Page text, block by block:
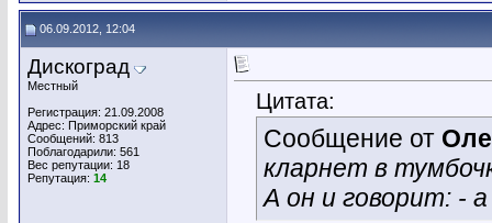
06.09.2012, 12:04
Дискоград
Местный
Регистрация: 21.09.2008
Адрес: Приморский край
Сообщений: 813
Поблагодарили: 561
Вес репутации: 18
Репутация: 14
Цитата:
Сообщение от
кларнет в
А он и говорит: - а